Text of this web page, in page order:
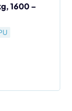
1600 –